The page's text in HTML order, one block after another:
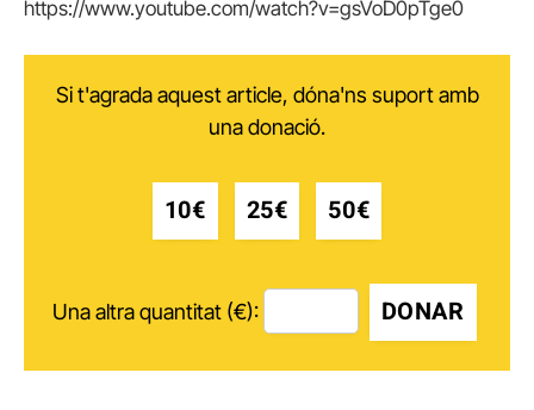
https://www.youtube.com/watch?v=gsVoD0pTge0
Si t'agrada aquest article, dóna'ns suport amb
una donació.
10€ 25€ 50€
Una altra quantitat (€): DONAR